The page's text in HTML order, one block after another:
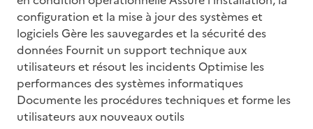
configuration et la mise à jour des systèmes et
logiciels Gère les sauvegardes et la sécurité des
données Fournit un support technique aux
utilisateurs et résout les incidents Optimise les
performances des systèmes informatiques
Documente les procédures techniques et forme les
utilisateurs aux nouveaux outils